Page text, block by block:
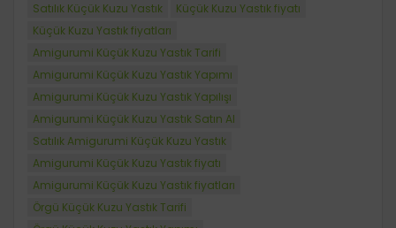
Satılık Küçük Kuzu Yastık
Küçük Kuzu Yastık fiyatı
Küçük Kuzu Yastık fiyatları
Amigurumi Küçük Kuzu Yastık Tarifi
Amigurumi Küçük Kuzu Yastık Yapımı
Amigurumi Küçük Kuzu Yastık Yapılışı
Amigurumi Küçük Kuzu Yastık Satın Al
Satılık Amigurumi Küçük Kuzu Yastık
Amigurumi Küçük Kuzu Yastık fiyatı
Amigurumi Küçük Kuzu Yastık fiyatları
Örgü Küçük Kuzu Yastık Tarifi